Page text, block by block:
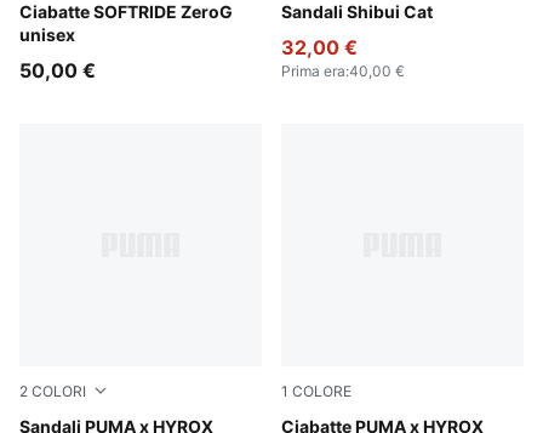
Ciabatte SOFTRIDE ZeroG
unisex
Warm White-Bright Papaya
50,00 €
Sandali Shibui Cat
PUMA Black-PUMA Black
32,00 €
Prima era:40,00 €
2 COLORI
Sandali PUMA x HYROX
PUMA Black-PUMA White
1 COLORE
Ciabatte PUMA x HYROX
Intense Mint-Light